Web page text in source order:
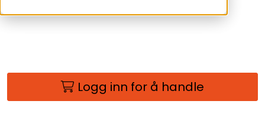
Logg inn for å handle